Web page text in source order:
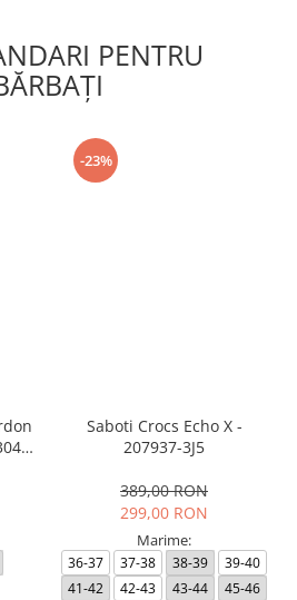
PENTRU
-23%
Saboti Crocs Echo X -
207937-3J5
389,00 RON
299,00 RON
Marime:
36-37 37-38 38-39
39-40
41-42
42-43 43-44
45-46